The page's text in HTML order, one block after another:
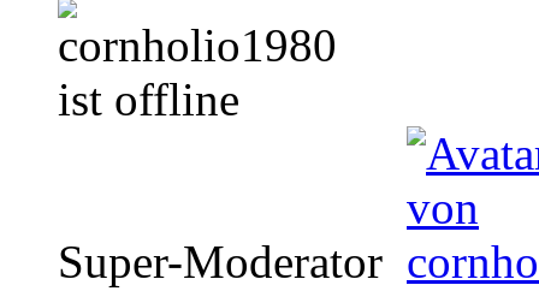
Super-Moderator